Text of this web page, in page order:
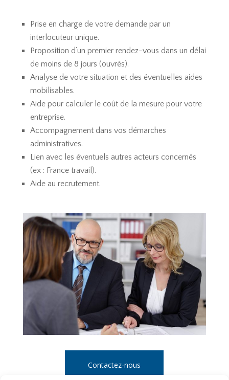
Prise en charge de votre demande par un
interlocuteur unique.
Proposition d’un premier rendez-vous dans un délai
de moins de 8 jours (ouvrés).
Analyse de votre situation et des éventuelles aides
mobilisables.
Aide pour calculer le coût de la mesure pour votre
entreprise.
Accompagnement dans vos démarches
administratives.
Lien avec les éventuels autres acteurs concernés
(ex : France travail).
Aide au recrutement.
Contactez-nous